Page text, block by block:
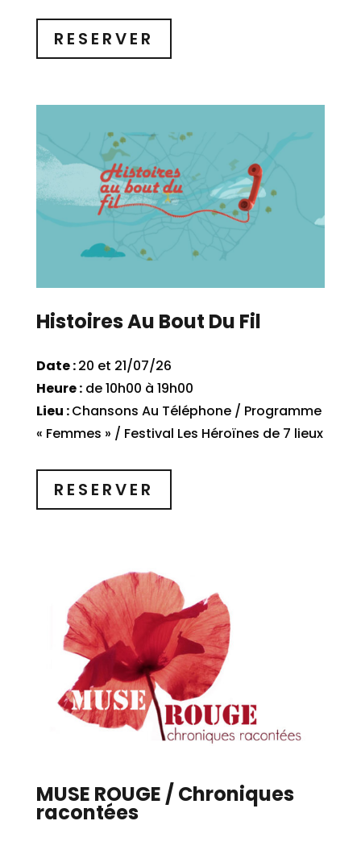
RESERVER
Histoires Au Bout Du Fil
Date :20 et 21/07/26
Heure :de 10h00 à 19h00
Lieu :Chansons Au Téléphone / Programme
« Femmes » / Festival Les Héroïnes de 7 lieux
RESERVER
MUSE ROUGE / Chroniques
racontées